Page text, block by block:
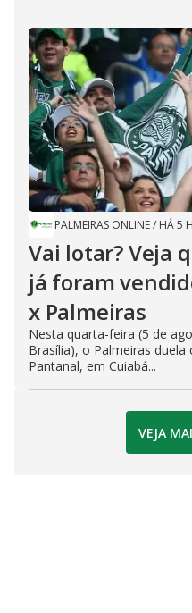
PALMEIRAS ONLINE/ HÁ 5
Vai lotar? Veja
já foram
x Palmeiras
Nesta quarta-feira (5 de
Brasília), o Palmeiras
Pantanal, em Cuiabá...
VEJA